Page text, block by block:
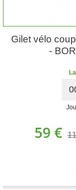
Gilet vélo
-
59 €